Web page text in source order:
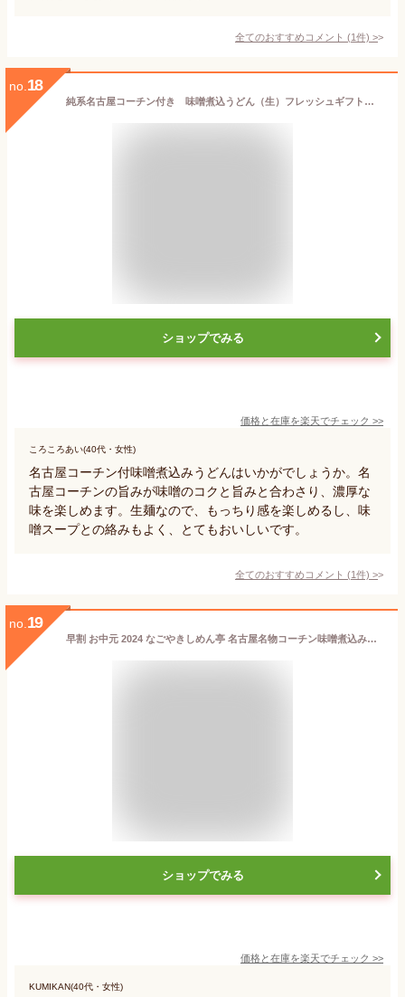
全てのおすすめコメント (1件) >
no. 18
純系名古屋コーチン付き 味噌煮込うどん（生）フレッシュギフト【3食セット】(名古屋名物)
ショップでみる
価格と在庫を楽天でチェック >>
ころころあい(40代・女性)
名古屋コーチン付味噌煮込みうどんはいかがでしょうか。名
古屋コーチンの旨みが味噌のコクと旨みと合わさり、濃厚な
味を楽しめます。生麺なので、もっちり感を楽しめるし、味
噌スープとの絡みもよく、とてもおいしいです。
全てのおすすめコメント (1件) >
no. 19
早割 お中元 2024 なごやきしめん亭 名古屋名物コーチン味噌煮込みうどん 10食 NK001 うどん 味噌 名古屋 お取り寄せグルメ プレゼント 特産 お祝い お返し お礼 贈答品 贈り物 食べ物 食品 ギフト 送料無料 退院祝い 御中元
ショップでみる
価格と在庫を楽天でチェック >>
KUMIKAN(40代・女性)